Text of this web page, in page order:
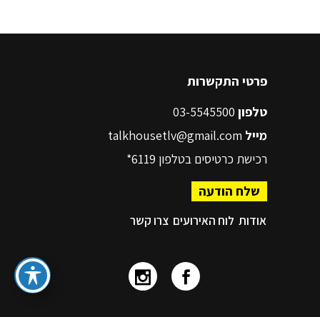
פרטי התקשרות
טלפון
מייל talkhousetlv@gmail.com
רכישת כרטיסים בטלפון 6119*
שלח הודעה
אודות לוח האירועים צרו קשר